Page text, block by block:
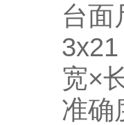
台面
宽×
准确